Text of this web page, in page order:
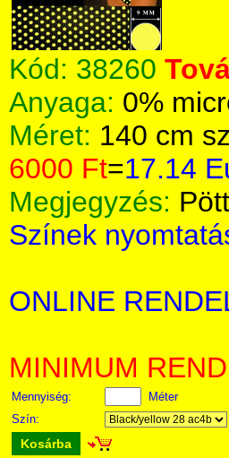
Kód: 38260
Anyaga: 0%
Méret: 140 cm
6000 Ft=17.14
Megjegyzés:
Színek
ONLINE
MINIMUM
Mennyiség:
Méter
Szín:
Kosárba